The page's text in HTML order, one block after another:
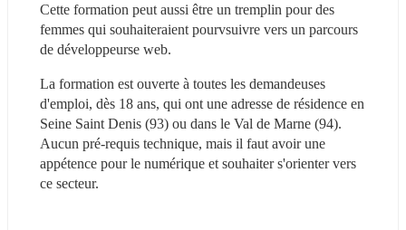
Cette formation peut aussi être un tremplin pour des
femmes qui souhaiteraient pourvsuivre vers un parcours
de développeurse web.
La formation est ouverte à toutes les demandeuses
d'emploi, dès 18 ans, qui ont une adresse de résidence en
Seine Saint Denis (93) ou dans le Val de Marne (94).
Aucun pré-requis technique, mais il faut avoir une
appétence pour le numérique et souhaiter s'orienter vers
ce secteur.